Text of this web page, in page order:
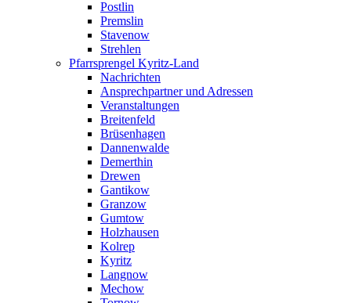
Postlin
Premslin
Stavenow
Strehlen
Pfarrsprengel Kyritz-Land
Nachrichten
Ansprechpartner und Adressen
Veranstaltungen
Breitenfeld
Brüsenhagen
Dannenwalde
Demerthin
Drewen
Gantikow
Granzow
Gumtow
Holzhausen
Kolrep
Kyritz
Langnow
Mechow